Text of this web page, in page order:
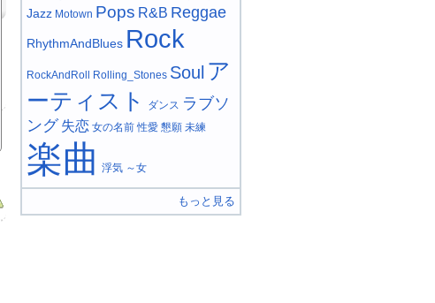
Jazz Motown Pops R&B Reggae
RhythmAndBlues Rock
RockAndRoll Rolling_Stones Soul ア
ーティスト
ダンス ラブソ
ング 失恋 女の名前 性愛 懇願 未練
楽曲 浮気 ～女
もっと見る